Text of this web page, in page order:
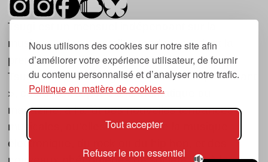
Nous utilisons des cookies sur notre site afin
d’améliorer votre expérience utilisateur, de fournir
du contenu personnalisé et d’analyser notre trafic.
Politique en matière de cookies.
Tout accepter
Refuser le non essentiel
Tsugi est un mensuel indépendant sur la
musique et les nouvelles tendances, dont la
première parution date de 2007.
Tsugi en japonais signifie « prochain », « suivant
», ce qui correspond à la thématique du
magazine, à l’affût des nouvelles tendances
musicales, qu’elles viennent de la musique
électronique, du rock ou du hip hop, et des